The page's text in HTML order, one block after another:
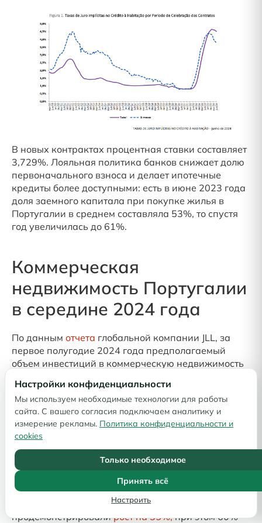
В новых контрактах процентная ставки составляет
3,729%. Лояльная политика банков снижает долю
первоначального взноса и делает ипотечные
кредиты более доступными: есть в июне 2023 года
доля заемного капитала при покупке жилья в
Португалии в среднем составляла 53%, то спустя
год увеличилась до 61%.
Коммерческая
недвижимость Португалии
в середине 2024 года
По данным отчета глобальной компании JLL, за
первое полугодие 2024 года предполагаемый
объем инвестиций в коммерческую недвижимость
активного развития гибридных форм работы и
активизации туристической сферы Португалии
наблюдается инвесторы на 18% сократили
вложения в сектор офисной недвижимости, при
этом объем инвестиций в гостиницы вырос на 38%.
Заметное влияние на логистический и
промышленный сектор недвижимости Португалии
оказывают 3PL операторы. Сделки со складской и
комбинированной коммерческой недвижимостью
продемонстрировалирост на 35%,при этом 60%
Настройки конфиденциальности
Мы используем необходимые технологии для работы
сайта. С вашего согласия подключаем аналитику и
измерение рекламы. Политика конфиденциальности и
cookies
Настроить
Только необходимое
Принять всё